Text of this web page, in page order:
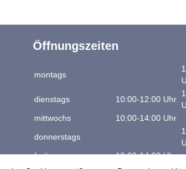
Öffnungszeiten
montags
dienstags 10:00-12:00 Uhr
mittwochs
10:00-14:00 Uhr
donnerstags
freitags
10:00-14:00 Uhr